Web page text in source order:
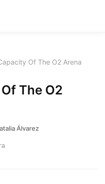
Of The O2 Arena
The O2
Álvarez